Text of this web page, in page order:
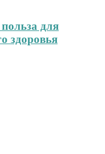
для
здоровья